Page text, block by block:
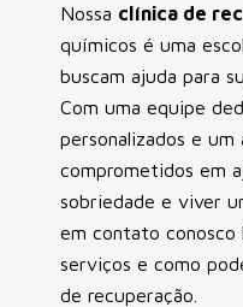
Nossa clínica de
químicos é uma
buscam ajuda para
Com uma equipe
personalizados e
comprometidos em
sobriedade e viver
em contato conosco
serviços e como
de recuperação.